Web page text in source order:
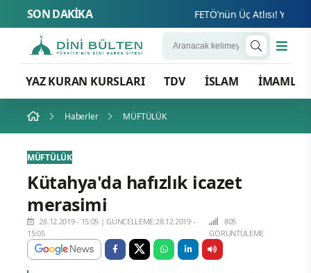
SON DAKİKA FETÖ’nün Üç Atlısı! Yeni
YAZ KURAN KURSLARI TDV İSLAM İMAMLAR
Haberler MÜFTÜLÜK
MÜFTÜLÜK
Kütahya'da hafızlık icazet
merasimi
28.12.2019 - 15:05 |GÜNCELLEME:28.12.2019 -
15:05
805
GÖRÜNTÜLEME